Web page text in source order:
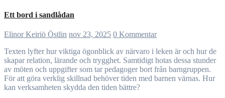
Ett bord i sandlådan
Elinor Keiriö Östlin nov 23, 2025 0 Kommentar
Texten lyfter hur viktiga ögonblick av närvaro i leken är och hur de
skapar relation, lärande och trygghet. Samtidigt hotas dessa stunder
av möten och uppgifter som tar pedagoger bort från barngruppen.
För att göra verklig skillnad behöver tiden med barnen värnas. Hur
kan verksamheten skydda den tiden bättre?